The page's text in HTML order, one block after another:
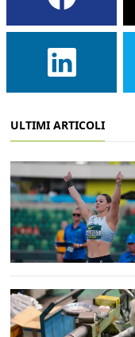
ULTIMI ARTICOLI